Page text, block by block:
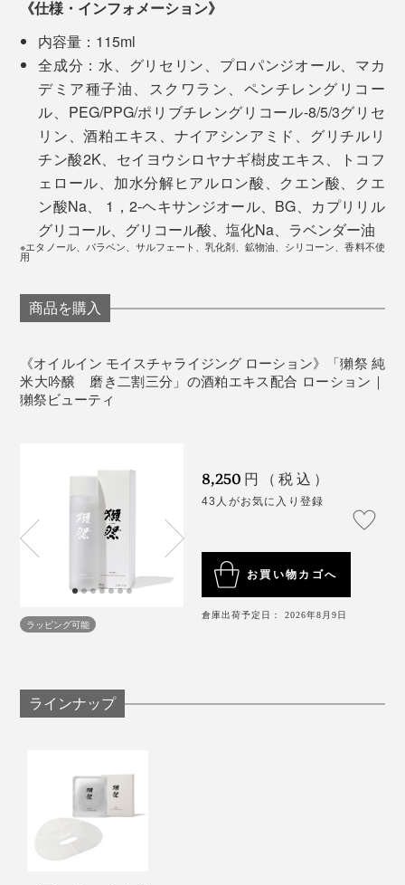
お酒自体にも豊富なアミノ酸が含まれていますが、それ
以上にアミノ酸を多く含むのが酒粕。そのエキスには、
米を微生物の力で発酵させた高保湿成分がたっぷり含ま
れているにもかかわらず、ほぼ廃棄されている現実。
日本が誇るべき美容文化を、『獺祭』を通じて世界に広
めたい。日本酒を飲まない人にも、肌で『獺祭』を味わ
そんな想いから、試行錯誤がスタート。
美容家の山本未奈子氏を監修者に迎え、「獺祭らしい上
質さや洗練を、肌で感じられるコスメ」をコンセプト
に、開発が始まりました。
特にこだわったのは、水分と油分のバランス。
まだ使い続けて３週間ですが、肌がもっちりしてワント
ーン明るくなり、肌時計が巻き戻ったよう。『獺祭』の
本気を感じます。
パッケージのデザインもユニセックスで、スキンケアに
時間をかけたくない、あれこれ買い揃えるのが面倒とい
《仕様・インフォメーション》
内容量：115ml
全成分：水、グリセリン、プロパンジオール、マカ
デミア種子油、スクワラン、ペンチレングリコー
ル、PEG/PPG/ポリブチレングリコール-8/5/3グリセ
リン、酒粕エキス、ナイアシンアミド、グリチルリ
チン酸2K、セイヨウシロヤナギ樹皮エキス、トコフ
ェロール、加水分解ヒアルロン酸、クエン酸、クエ
ン酸Na、 1，2-ヘキサンジオール、BG、カプリリル
グリコール、グリコール酸、塩化Na、ラベンダー油
※エタノール、パラベン、サルフェート、乳化剤、鉱物油、シリコーン、香料不使
用
商品を購入
《オイルイン モイスチャライジング ローション》「獺祭 純
米大吟醸 磨き二割三分」の酒粕エキス配合 ローション｜
獺祭ビューティ
ラッピング可能
8,250 円（税込）
43人がお気に入り登録
お買い物カゴへ
倉庫出荷予定日： 2026年8月9日
ラインナップ